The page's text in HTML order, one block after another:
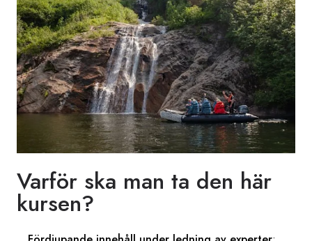
Varför ska man ta den här
kursen?